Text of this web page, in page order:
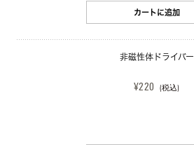
カートに追加
非磁性体ドライバー
¥220 (税込)